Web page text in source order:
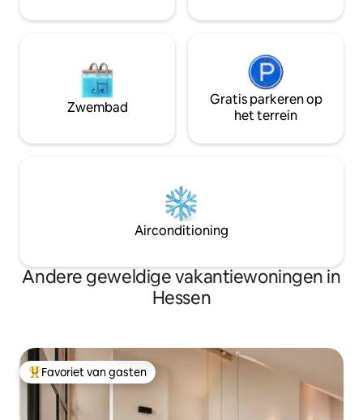
Zwembad
Gratis parkeren op
het terrein
Airconditioning
Andere geweldige vakantiewoningen in
Hessen
Topfavoriet van gasten
Favoriet van gasten